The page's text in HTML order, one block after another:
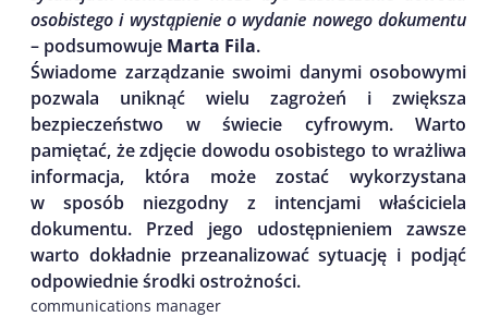
osobistego i wystąpienie o wydanie nowego dokumentu
– podsumowuje Marta Fila.
Świadome zarządzanie swoimi danymi osobowymi
pozwala uniknąć wielu zagrożeń i zwiększa
bezpieczeństwo w świecie cyfrowym. Warto
pamiętać, że zdjęcie dowodu osobistego to wrażliwa
informacja, która może zostać wykorzystana
w sposób niezgodny z intencjami właściciela
dokumentu. Przed jego udostępnieniem zawsze
warto dokładnie przeanalizować sytuację i podjąć
odpowiednie środki ostrożności.
communications manager